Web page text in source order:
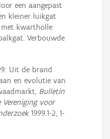
een aangepast
kleiner luikgat
kwartholle
Verbouwde
Uit de brand
en evolutie van
Bulletin
voor
1999.1-2, 1-